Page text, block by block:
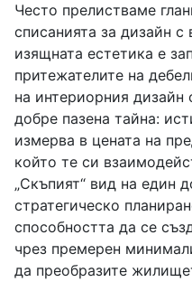
Често прелистваме
списанията за дизайн
изящната естетика е
притежателите на
на интериорния дизайн
добре пазена тайна:
измерва в цената на
който те си
„Скъпият“ вид на един
стратегическо
способността да се
чрез премерен
да преобразите